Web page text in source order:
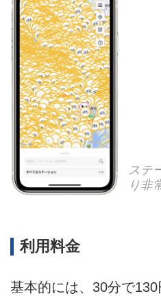
ステ
り非
利用料金
基本的には、30分で